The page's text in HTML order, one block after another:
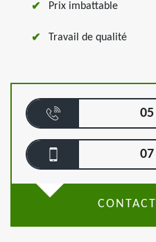
Prix imbattable
Travail de qualité